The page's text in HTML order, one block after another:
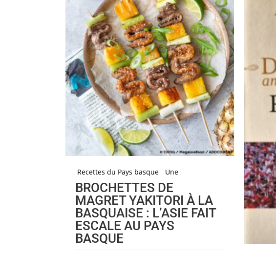
Recettes du Pays basque Une
BROCHETTES DE
MAGRET YAKITORI À LA
BASQUAISE : L’ASIE FAIT
ESCALE AU PAYS
BASQUE